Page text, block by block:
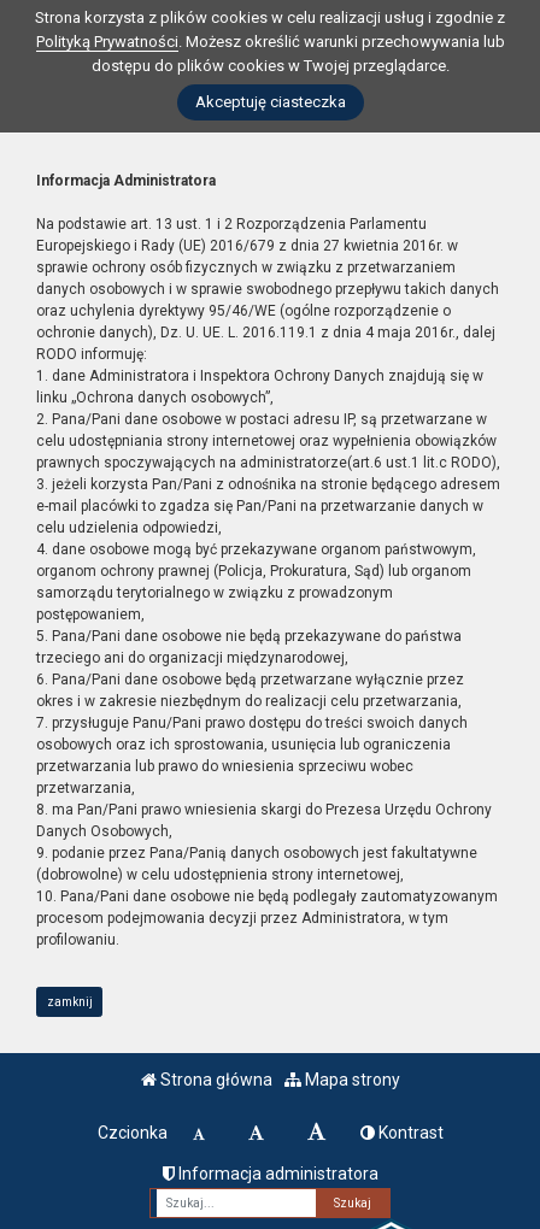
Strona korzysta z plików cookies w celu realizacji usług i zgodnie z
Polityką Prywatności. Możesz określić warunki przechowywania lub
dostępu do plików cookies w Twojej przeglądarce.
Akceptuję ciasteczka
Informacja Administratora
Na podstawie art. 13 ust. 1 i 2 Rozporządzenia Parlamentu
Europejskiego i Rady (UE) 2016/679 z dnia 27 kwietnia 2016r. w
sprawie ochrony osób fizycznych w związku z przetwarzaniem
danych osobowych i w sprawie swobodnego przepływu takich danych
oraz uchylenia dyrektywy 95/46/WE (ogólne rozporządzenie o
ochronie danych), Dz. U. UE. L. 2016.119.1 z dnia 4 maja 2016r., dalej
RODO informuję:
1. dane Administratora i Inspektora Ochrony Danych znajdują się w
linku „Ochrona danych osobowych”,
2. Pana/Pani dane osobowe w postaci adresu IP, są przetwarzane w
celu udostępniania strony internetowej oraz wypełnienia obowiązków
prawnych spoczywających na administratorze(art.6 ust.1 lit.c RODO),
3. jeżeli korzysta Pan/Pani z odnośnika na stronie będącego adresem
e-mail placówki to zgadza się Pan/Pani na przetwarzanie danych w
celu udzielenia odpowiedzi,
4. dane osobowe mogą być przekazywane organom państwowym,
organom ochrony prawnej (Policja, Prokuratura, Sąd) lub organom
samorządu terytorialnego w związku z prowadzonym
postępowaniem,
5. Pana/Pani dane osobowe nie będą przekazywane do państwa
trzeciego ani do organizacji międzynarodowej,
6. Pana/Pani dane osobowe będą przetwarzane wyłącznie przez
okres i w zakresie niezbędnym do realizacji celu przetwarzania,
7. przysługuje Panu/Pani prawo dostępu do treści swoich danych
osobowych oraz ich sprostowania, usunięcia lub ograniczenia
przetwarzania lub prawo do wniesienia sprzeciwu wobec
przetwarzania,
8. ma Pan/Pani prawo wniesienia skargi do Prezesa Urzędu Ochrony
Danych Osobowych,
9. podanie przez Pana/Panią danych osobowych jest fakultatywne
(dobrowolne) w celu udostępnienia strony internetowej,
10. Pana/Pani dane osobowe nie będą podlegały zautomatyzowanym
procesom podejmowania decyzji przez Administratora, w tym
profilowaniu.
zamknij
Strona główna Mapa strony
Czcionka Kontrast
Informacja administratora
Fraza